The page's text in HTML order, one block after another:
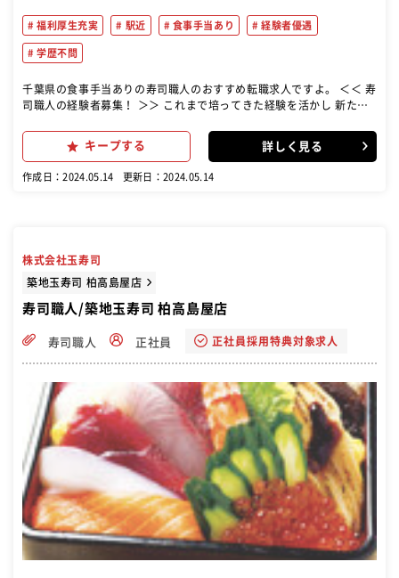
福利厚生充実 駅近 食事手当あり 経験者優遇
学歴不問
千葉県の食事手当ありの寿司職人のおすすめ転職求人ですよ。 ＜＜ 寿
司職人の経験者募集！ ＞＞ これまで培ってきた経験を活かし 新たな
込み、調理全般 ・調理の下準備（野菜や魚等） ・食材管理 ・キッチ
ンの清掃 など、あなたのウデを振るいながら 店舗運営を支えてほしい
キープする 詳しく見る
作成日：2024.05.14 更新日：2024.05.14
株式会社玉寿司
築地玉寿司 柏高島屋店
寿司職人/築地玉寿司 柏高島屋店
寿司職人 正社員 正社員採用特典対象求人